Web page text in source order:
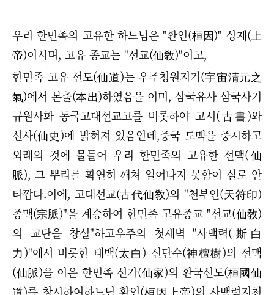
우리 한민족의 고유한 하느님은 "환인(桓因)" 상제(上
帝)이시며, 고유 종교는 "선교(仙敎)"이고,
한민족 고유 선도(仙道)는 우주청원지기(宇宙淸元之
氣)에서 본출(本出)하였음을 이미, 삼국유사 삼국사기
규원사화 동국고대선교고를 비롯하야 고서(古書)와
선사(仙史)에 밝혀져 있음인데,중국 도맥을 중시하고
외래의 것에 물들어 우리 한민족의 고유한 선맥(仙
脈), 그 뿌리를 확연히 깨쳐 일어나지 못함이 실로 안
타깝다.이에, 고대선교(古代仙敎)의 "천부인(天符印)
종맥(宗脈)"을 계승하여 한민족 고유종교 "선교(仙敎)
의 교단을 창설"하고우주의 첫새벽 "사백력(斯白
力)"에서 비롯한 태백(太白) 신단수(神檀樹)의 선맥
(仙脈)을 이은 한민족 선가(仙家)의 환국선도(桓國仙
道)를 창시하여하느님 환인(桓因上帝)의 사백력지천